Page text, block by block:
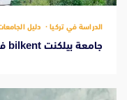
الدراسة في تركيا دليل
جامعة بيلكنت bilkent في أنقرة الدّليل الشامل.